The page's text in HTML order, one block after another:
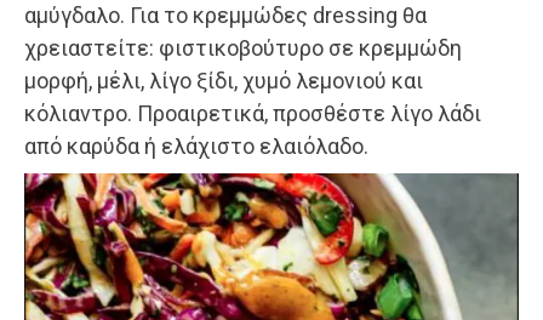
αμύγδαλο. Για το κρεμμώδες dressing θα
χρειαστείτε: φιστικοβούτυρο σε κρεμμώδη
μορφή, μέλι, λίγο ξίδι, χυμό λεμονιού και
κόλιαντρο. Προαιρετικά, προσθέστε λίγο λάδι
από καρύδα ή ελάχιστο ελαιόλαδο.